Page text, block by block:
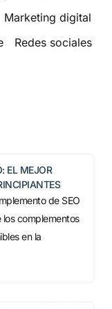
Marketing digital
Redes sociales
EL MEJOR
de SEO
los complementos
en la